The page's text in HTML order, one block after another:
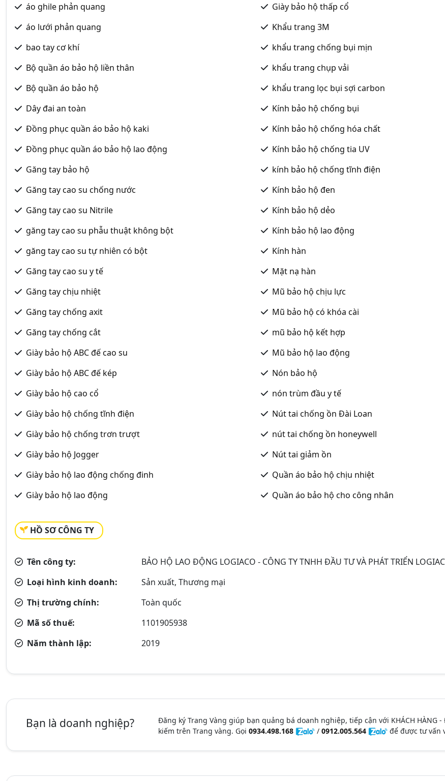
áo ghile phản quang
áo lưới phản quang
bao tay cơ khí
Bộ quần áo bảo hộ liền thân
Bộ quần áo bảo hộ
Dây đai an toàn
Đồng phục quần áo bảo hộ kaki
Đồng phục quần áo bảo hộ lao động
Găng tay bảo hộ
Găng tay cao su chống nước
Găng tay cao su Nitrile
găng tay cao su phẫu thuật không bột
găng tay cao su tự nhiên có bột
Găng tay cao su y tế
Găng tay chịu nhiệt
Găng tay chống axit
Găng tay chống cắt
Giày bảo hộ ABC đế cao su
Giày bảo hộ ABC đế kép
Giày bảo hộ cao cổ
Giày bảo hộ chống tĩnh điện
Giày bảo hộ chống trơn trượt
Giày bảo hộ Jogger
Giày bảo hộ lao động chống đinh
Giày bảo hộ lao động
Giày bảo hộ thấp cổ
Khẩu trang 3M
khẩu trang chống bụi mịn
khẩu trang chụp vải
khẩu trang lọc bụi sợi carbon
Kính bảo hộ chống bụi
Kính bảo hộ chống hóa chất
Kính bảo hộ chống tia UV
kính bảo hộ chống tĩnh điện
Kính bảo hộ đen
Kính bảo hộ dẻo
Kính bảo hộ lao động
Kính hàn
Mặt nạ hàn
Mũ bảo hộ chịu lực
Mũ bảo hộ có khóa cài
mũ bảo hộ kết hợp
Mũ bảo hộ lao động
Nón bảo hộ
nón trùm đầu y tế
Nút tai chống ồn Đài Loan
nút tai chống ồn honeywell
Nút tai giảm ồn
Quần áo bảo hộ chịu nhiệt
Quần áo bảo hộ cho công nhân
HỒ SƠ CÔNG TY
Tên công ty:
BẢO HỘ LAO ĐỘNG LOGIACO - CÔNG TY TNHH ĐẦU TƯ VÀ PHÁT TRIỂN
Loại hình kinh doanh:
Sản xuất, Thương mại
Thị trường chính:
Toàn quốc
Mã số thuế:
1101905938
Năm thành lập:
2019
Bạn là doanh nghiệp?
Đăng ký Trang Vàng giúp bạn quảng bá doanh nghiệp, tiếp cận với KHÁCH HÀNG -
kiếm trên Trang vàng. Gọi 0934.498.168 / 0912.005.564 để được tư vấn